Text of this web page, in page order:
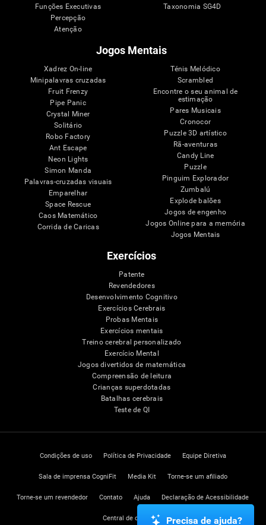
Funções Executivas
Percepção
Atenção
Taxonomia SG4D
Jogos Mentais
Xadrez On-line
Minipalavras cruzadas
Fruit Frenzy
Pipe Panic
Crystal Miner
Solitário
Robo Factory
Ant Escape
Neon Lights
Simon Manda
Palavras-cruzadas visuais
Emparelhar
Space Rescue
Caos Matemático
Corrida de Caricas
Ténis Melódico
Scrambled
Encontre o seu animal de
estimação
Pares Musicais
Cronocor
Puzzle 3D artístico
Rã-aventuras
Candy Line
Puzzle
Pinguim Explorador
Zumbalú
Explode balões
Jogos de engenho
Jogos Online para a memória
Jogos Mentais
Exercícios
Patente
Revendedores
Desenvolvimento Cognitivo
Exercícios Cerebrais
Probas Mentais
Exercícios mentais
Treino cerebral personalizado
Exercício Mental
Jogos divertidos de matemática
Compreensão de leitura
Crianças superdotadas
Batalhas cerebrais
Teste de QI
Condições de uso Política de Privacidade Equipe Diretiva
Sala de imprensa CogniFit Media Kit Torne-se um afiliado
Torne-se um revendedor Contato Ajuda Declaração de Acessibilidade
Central de confiança Precisa de ajuda?